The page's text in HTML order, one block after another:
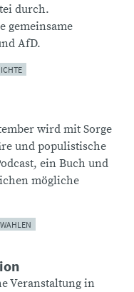
durch.
gemeinsame
AfD.
wird mit Sorge
und populistische
ein Buch und
mögliche
WAHLEN
Veranstaltung in